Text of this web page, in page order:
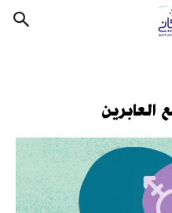
العابرين